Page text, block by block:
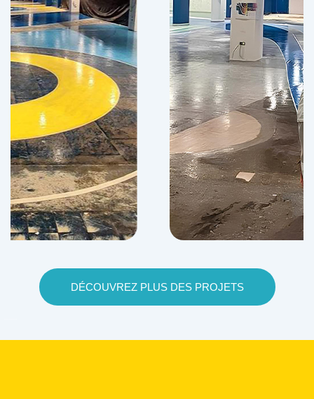
DÉCOUVREZ PLUS DES PROJETS